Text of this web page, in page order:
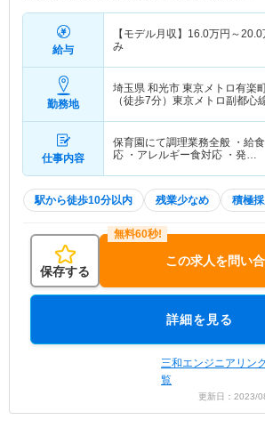
給与
【モデル月収】 16.0万円～20.0
み
勤務地
埼玉県 和光市 東京メトロ有楽
（徒歩7分）東京メトロ副都心
仕事内容
保育園にて調理業務全般 ・給
応 ・アレルギー食対応 ・発…
駅から徒歩10分以内 残業少なめ 積極
保存する
この求人を問い
詳細を見る
三和エンジニアリン
覧
更新日：2023/